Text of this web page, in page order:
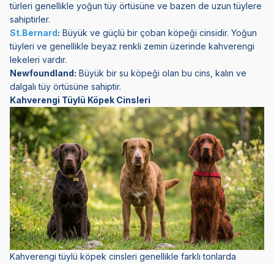
türleri genellikle yoğun tüy örtüsüne ve bazen de uzun tüylere
sahiptirler.
St.Bernard: Büyük ve güçlü bir çoban köpeği cinsidir. Yoğun
tüyleri ve genellikle beyaz renkli zemin üzerinde kahverengi
lekeleri vardır.
Newfoundland: Büyük bir su köpeği olan bu cins, kalın ve
dalgalı tüy örtüsüne sahiptir.
Kahverengi Tüylü Köpek Cinsleri
Kahverengi tüylü köpek cinsleri genellikle farklı tonlarda